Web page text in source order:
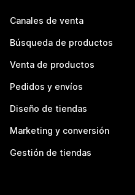
Canales de venta
Búsqueda de productos
Venta de productos
Pedidos y envíos
Diseño de tiendas
Marketing y conversión
Gestión de tiendas